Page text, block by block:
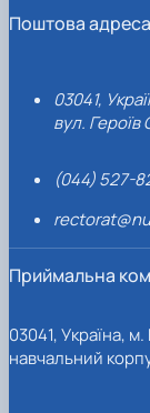
Поштова адреса
03041,
вул.
(044) 527-
Приймальна
03041, Україна,
навчальний